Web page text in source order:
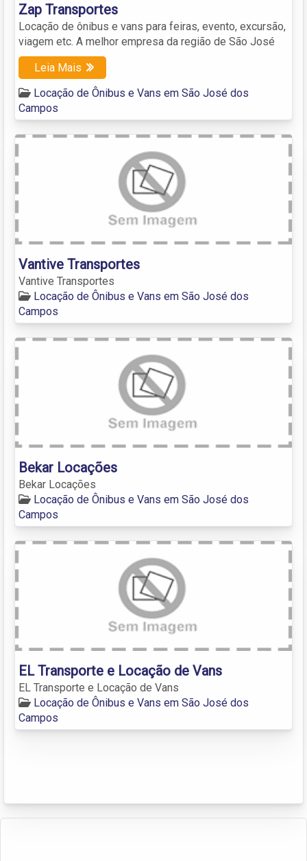
Zap Transportes
Locação de ônibus e vans para feiras, evento, excursão,
viagem etc. A melhor empresa da região de São José
Leia Mais
Locação de Ônibus e Vans em São José dos
Campos
Vantive Transportes
Vantive Transportes
Locação de Ônibus e Vans em São José dos
Campos
Bekar Locações
Bekar Locações
Locação de Ônibus e Vans em São José dos
Campos
EL Transporte e Locação de Vans
EL Transporte e Locação de Vans
Locação de Ônibus e Vans em São José dos
Campos